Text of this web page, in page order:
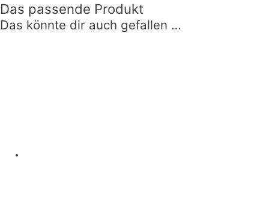
Das passende Produkt
Das könnte dir auch gefallen …